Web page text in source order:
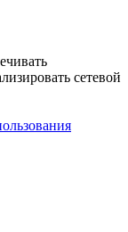
сетевой